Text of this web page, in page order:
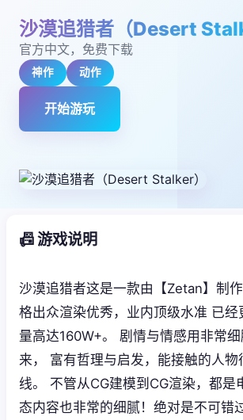
沙漠追猎者（Desert
官方中文，免费下载
神作 动作
开始游玩
📠 游戏说明
沙漠追猎者这是一款由【Zetan】制
格出众渲染优秀，业内顶级水准 已经
量高达160W+。 剧情与情感用非常
来， 富有哲理与启发，能接触的人物
线。 不管从CG建模到CG渲染，都是
态内容也非常的细腻！绝对是不可错